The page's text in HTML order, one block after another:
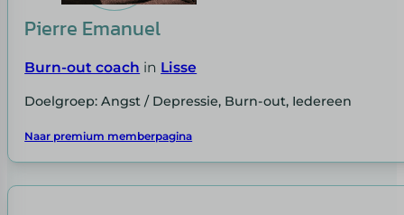
Pierre Emanuel
Burn-out coach in Lisse
Doelgroep: Angst / Depressie, Burn-out, Iedereen
Naar premium memberpagina